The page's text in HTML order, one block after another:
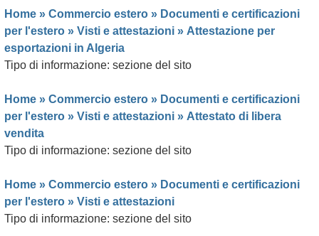
Home » Commercio estero » Documenti e certificazioni
per l'estero » Visti e attestazioni » Attestazione per
esportazioni in Algeria
Tipo di informazione: sezione del sito
Home » Commercio estero » Documenti e certificazioni
per l'estero » Visti e attestazioni » Attestato di libera
vendita
Tipo di informazione: sezione del sito
Home » Commercio estero » Documenti e certificazioni
per l'estero » Visti e attestazioni
Tipo di informazione: sezione del sito